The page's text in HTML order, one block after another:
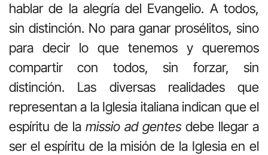
hablar de la alegría del Evangelio. A todos,
sin distinción. No para ganar prosélitos, sino
para decir lo que tenemos y queremos
compartir con todos, sin forzar, sin
distinción. Las diversas realidades que
representan a la Iglesia italiana indican que el
espíritu de la missio ad gentes debe llegar a
ser el espíritu de la misión de la Iglesia en el